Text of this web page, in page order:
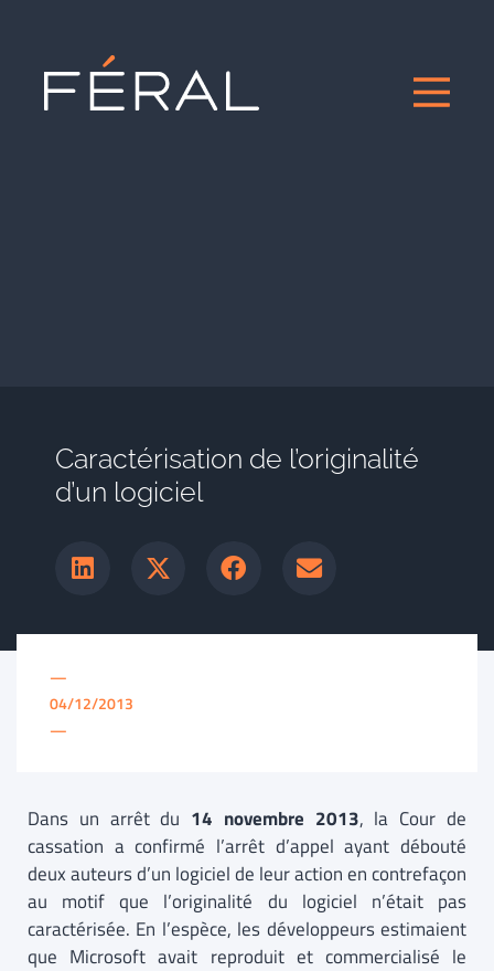
Caractérisation de l’originalité
d’un logiciel
—
04/12/2013
—
Dans un arrêt du 14 novembre 2013, la Cour de
cassation a confirmé l’arrêt d’appel ayant débouté
deux auteurs d’un logiciel de leur action en contrefaçon
au motif que l’originalité du logiciel n’était pas
caractérisée. En l’espèce, les développeurs estimaient
que Microsoft avait reproduit et commercialisé le